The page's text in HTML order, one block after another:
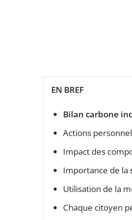
EN BREF
Bilan carbone
Actions
Impact des
Importance de la
Utilisation de la
Chaque citoyen